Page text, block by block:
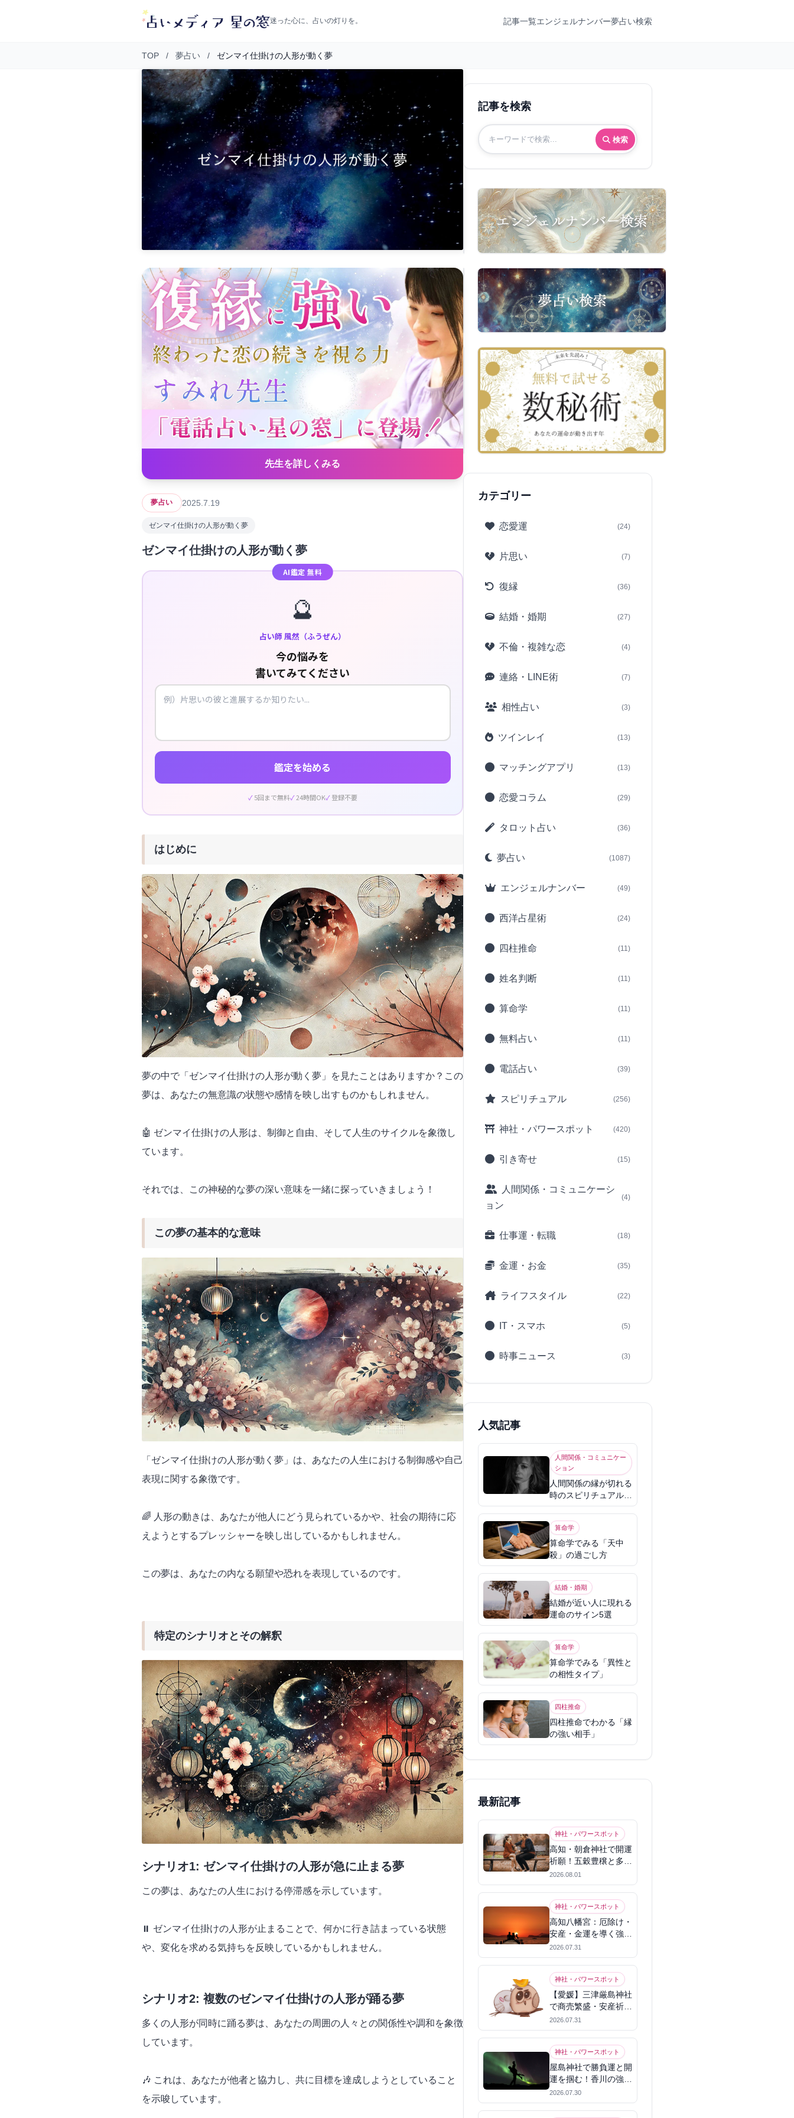
迷った心に、占いの灯りを。 記事一覧エンジェルナンバー夢占い検索
TOP / 夢占い / ゼンマイ仕掛けの人形が動く夢
先生を詳しくみる
夢占い 2025.7.19
ゼンマイ仕掛けの人形が動く夢
ゼンマイ仕掛けの人形が動く夢
AI鑑定 無料
🔮
占い師 風然（ふうぜん）
今の悩みを
書いてみてください
鑑定を始める
5回まで無料 24時間OK 登録不要
はじめに
夢の中で「ゼンマイ仕掛けの人形が動く夢」を見たことはありますか？この
夢は、あなたの無意識の状態や感情を映し出すものかもしれません。
🤖 ゼンマイ仕掛けの人形は、制御と自由、そして人生のサイクルを象徴し
ています。
それでは、この神秘的な夢の深い意味を一緒に探っていきましょう！
この夢の基本的な意味
「ゼンマイ仕掛けの人形が動く夢」は、あなたの人生における制御感や自己
表現に関する象徴です。
🌈 人形の動きは、あなたが他人にどう見られているかや、社会の期待に応
えようとするプレッシャーを映し出しているかもしれません。
この夢は、あなたの内なる願望や恐れを表現しているのです。
特定のシナリオとその解釈
シナリオ1: ゼンマイ仕掛けの人形が急に止まる夢
この夢は、あなたの人生における停滞感を示しています。
⏸️ ゼンマイ仕掛けの人形が止まることで、何かに行き詰まっている状態
や、変化を求める気持ちを反映しているかもしれません。
シナリオ2: 複数のゼンマイ仕掛けの人形が踊る夢
多くの人形が同時に踊る夢は、あなたの周囲の人々との関係性や調和を象徴
しています。
🎶 これは、あなたが他者と協力し、共に目標を達成しようとしていること
を示唆しています。
記事を検索
検索
カテゴリー
恋愛運 (24)
片思い (7)
復縁 (36)
結婚・婚期 (27)
不倫・複雑な恋 (4)
連絡・LINE術 (7)
相性占い (3)
ツインレイ (13)
マッチングアプリ (13)
恋愛コラム (29)
タロット占い (36)
夢占い (1087)
エンジェルナンバー (49)
西洋占星術 (24)
四柱推命 (11)
姓名判断 (11)
算命学 (11)
無料占い (11)
電話占い (39)
スピリチュアル (256)
神社・パワースポット (420)
引き寄せ (15)
人間関係・コミュニケーシ
ョン
(4)
仕事運・転職 (18)
金運・お金 (35)
ライフスタイル (22)
IT・スマホ (5)
時事ニュース (3)
人気記事
人間関係・コミュニケー
ション
人間関係の縁が切れる
時のスピリチュアル意
味
算命学
算命学でみる「天中
殺」の過ごし方
結婚・婚期
結婚が近い人に現れる
運命のサイン5選
算命学
算命学でみる「異性と
の相性タイプ」
四柱推命
四柱推命でわかる「縁
の強い相手」
最新記事
神社・パワースポット
高知・朝倉神社で開運
祈願！五穀豊穣と多幸
を呼ぶパワースポット
2026.08.01
神社・パワースポット
高知八幡宮：厄除け・
安産・金運を導く強力
パワースポット
2026.07.31
神社・パワースポット
【愛媛】三津厳島神社
で商売繁盛・安産祈
願！宗像三女神のパワ
ーを授かる
2026.07.31
神社・パワースポット
屋島神社で勝負運と開
運を掴む！香川の強力
パワースポット
2026.07.30